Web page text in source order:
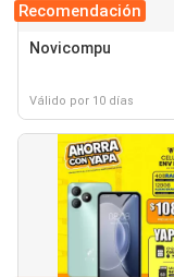
Recomendación
Novicompu
Válido por 10 días